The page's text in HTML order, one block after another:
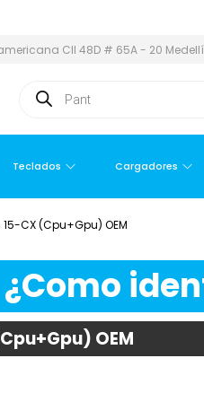
Cll 48D # 65A - 20
Teclados Cargadores
CX (Cpu+Gpu) OEM
¿Como
OEM